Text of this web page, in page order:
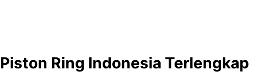
Ring Indonesia Terlengkap